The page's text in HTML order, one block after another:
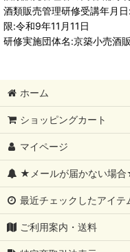
酒類販売管理研修受講年月
限:令和9年11月11日
研修実施団体名:京築小売酒
ホーム
ショッピングカート
マイページ
★メールが届かない場
最近チェックしたアイテ
ご利用案内・送料